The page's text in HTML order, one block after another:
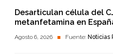
Desarticulan célula del
metanfetamina en
Agosto 6, 2026 Fuente: Noticias